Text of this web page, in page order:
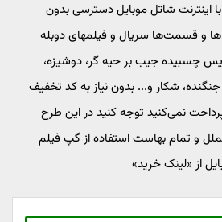
اینترنت شاتل موبایل دسترسی بدون
و قسمت‌ها سریال و فیلمهای دوبله
چسبیده جیب بر حیه گر، دوشیزه،
شکار و... بدون نیاز به کد تخفیف
گپ فیلم هزینه اشتراک پرداخت نمی‌‎کنید توجه کنید در این طرح
و تمام بهاست استفاده از گپ فیلم
از «لینک خرید»